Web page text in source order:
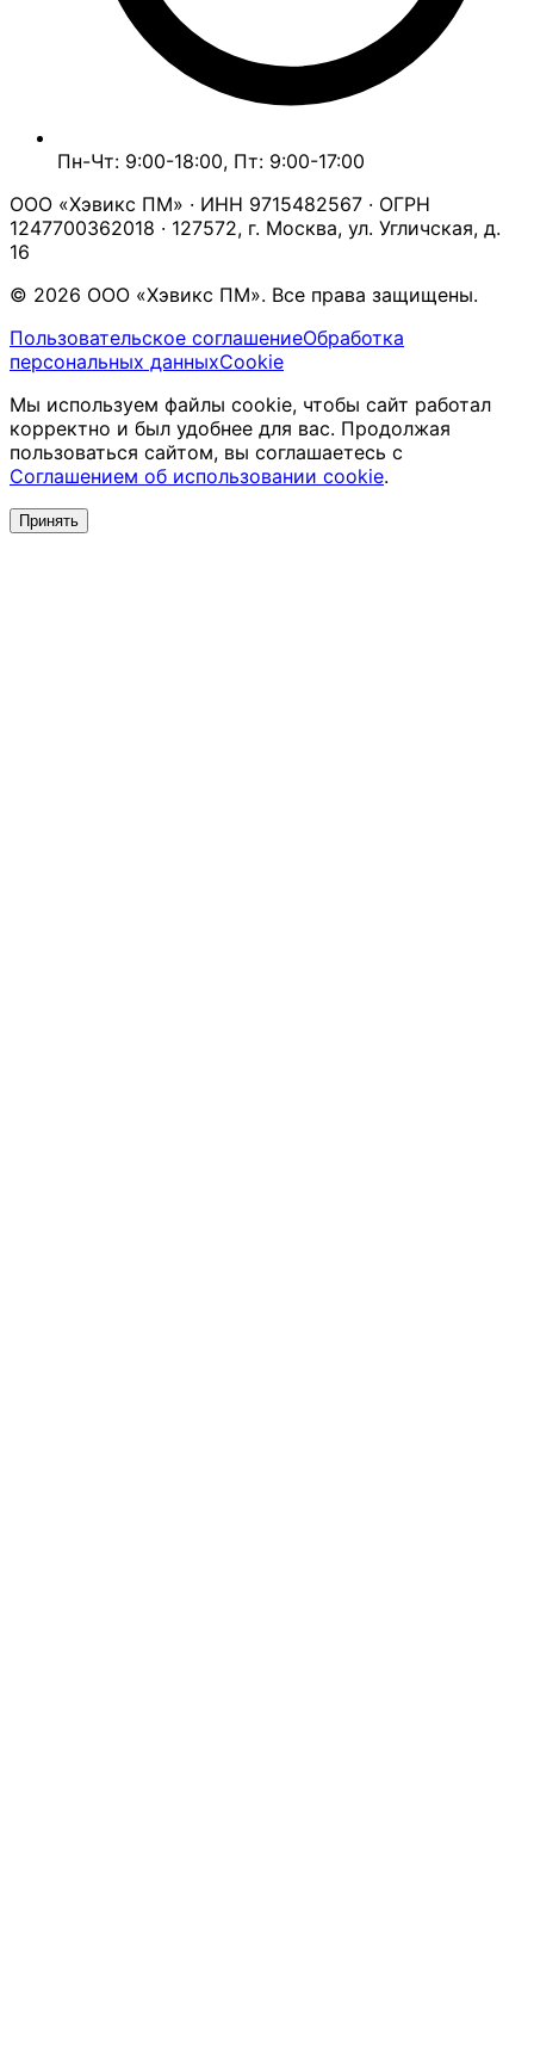
Пн-Чт: 9:00-18:00, Пт: 9:00-17:00
ООО «Хэвикс ПМ» · ИНН 9715482567 · ОГРН
1247700362018 · 127572, г. Москва, ул. Угличская, д.
16
© 2026 ООО «Хэвикс ПМ». Все права защищены.
Пользовательское соглашениеОбработка
персональных данныхCookie
Мы используем файлы cookie, чтобы сайт работал
корректно и был удобнее для вас. Продолжая
пользоваться сайтом, вы соглашаетесь с
Соглашением об использовании cookie.
Принять